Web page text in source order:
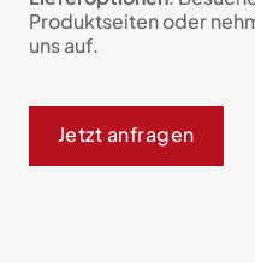
Produktseiten oder
uns auf.
Jetzt anfragen